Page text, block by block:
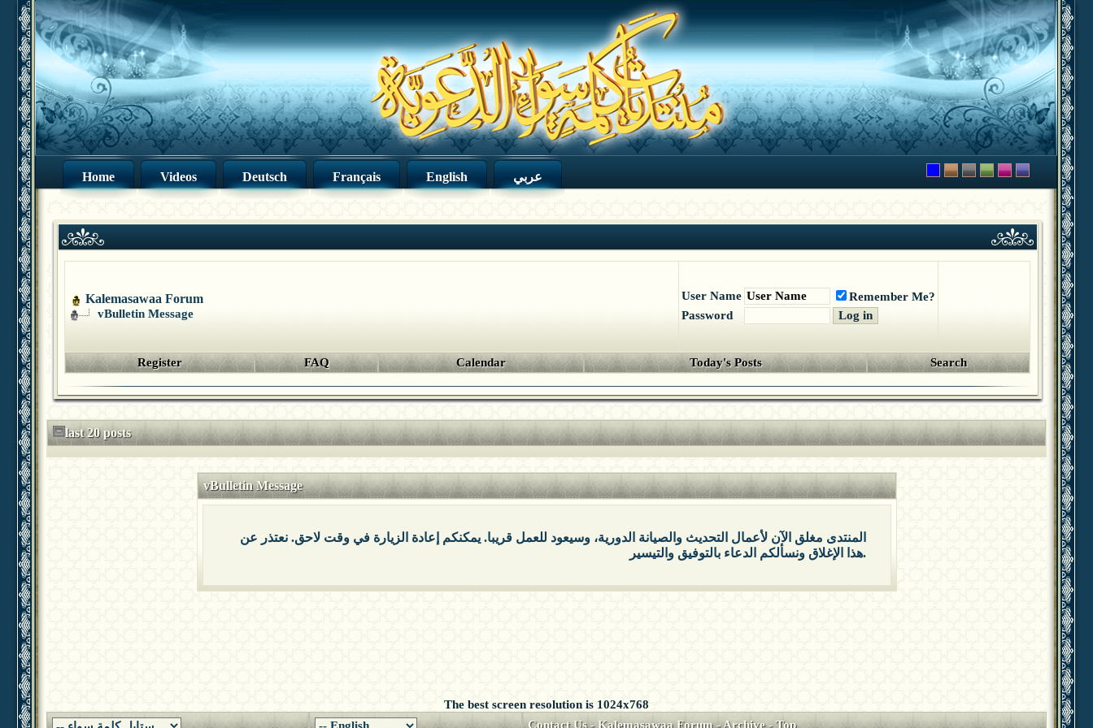
Home Videos Deutsch Français English عربي
Kalemasawaa Forum
vBulletin Message
User Name
Remember Me?
Password
Register FAQ Calendar Today's Posts Search
last 20 posts
vBulletin Message
المنتدى مغلق الآن لأعمال التحديث والصيانة الدورية، وسيعود للعمل قريبا. يمكنكم إعادة الزيارة في وقت لاحق. نعتذر عن
هذا الإغلاق ونسألكم الدعاء بالتوفيق والتيسير.
The best screen resolution is 1024x768
Contact Us-Kalemasawaa Forum-Archive-Top